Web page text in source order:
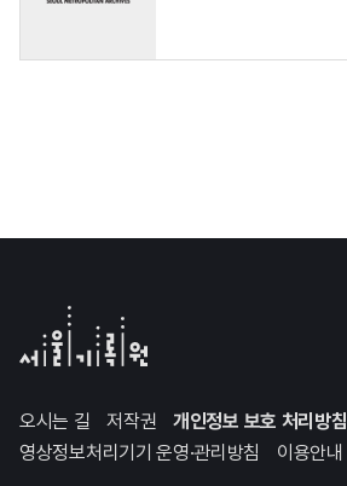
오시는 길 저작권
개인정보 보호 처리방침
영상정보처리기기 운영·관리방침
이용안내